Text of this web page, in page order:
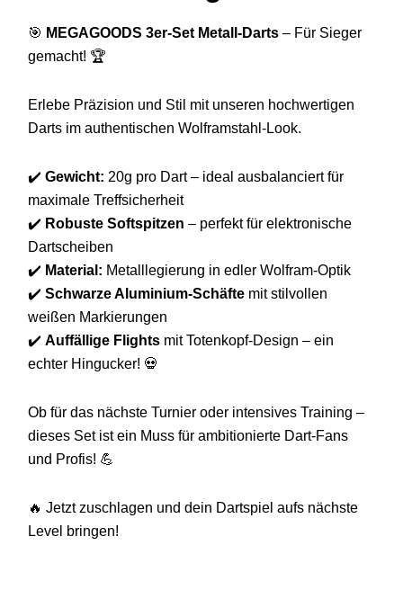
🎯 MEGAGOODS 3er-Set Metall-Darts – Für Sieger
gemacht! 🏆
Erlebe Präzision und Stil mit unseren hochwertigen
Darts im authentischen Wolframstahl-Look.
✔️ Gewicht: 20g pro Dart – ideal ausbalanciert für
maximale Treffsicherheit
✔️ Robuste Softspitzen – perfekt für elektronische
Dartscheiben
✔️ Material: Metalllegierung in edler Wolfram-Optik
✔️ Schwarze Aluminium-Schäfte mit stilvollen
weißen Markierungen
✔️ Auffällige Flights mit Totenkopf-Design – ein
echter Hingucker! 💀
Ob für das nächste Turnier oder intensives Training –
dieses Set ist ein Muss für ambitionierte Dart-Fans
und Profis! 💪
🔥 Jetzt zuschlagen und dein Dartspiel aufs nächste
Level bringen!